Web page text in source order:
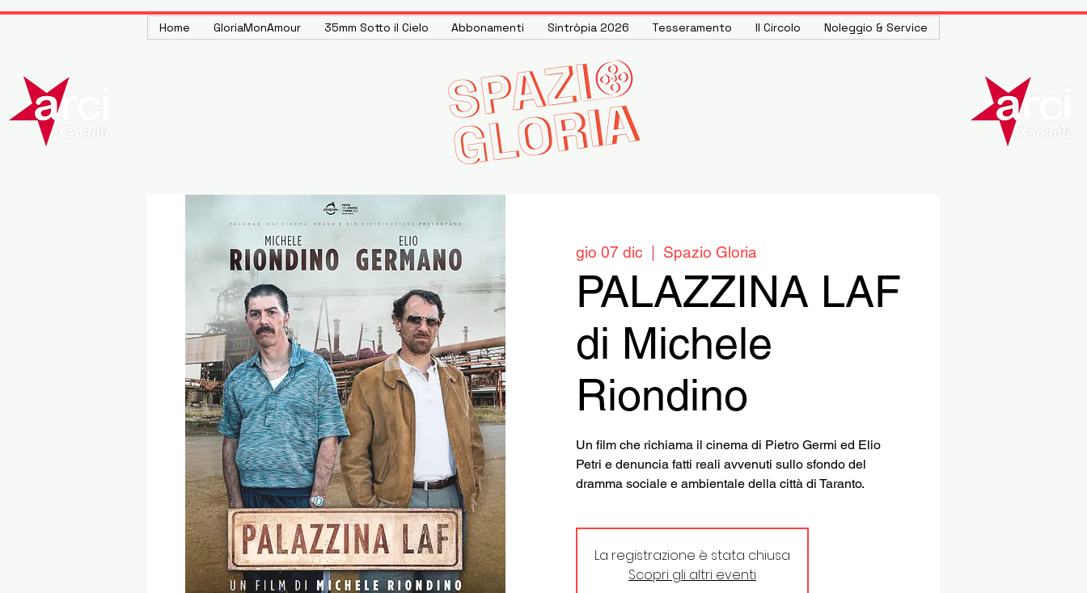
Home GloriaMonAmour 35mm Sotto il Cielo Abbonamenti Sintròpia 2026 Tesseramento Il Circolo Noleggio & Service
gio 07 dic Spazio Gloria
PALAZZINA LAF
di Michele
Riondino
Un film che richiama il cinema di Pietro Germi ed Elio
Petri e denuncia fatti reali avvenuti sullo sfondo del
dramma sociale e ambientale della città di Taranto.
La registrazione è stata chiusa
Scopri gli altri eventi